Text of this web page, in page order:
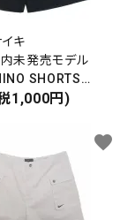
キ
未発売モデル
SHORTS
ョーツ
1,000円)
favorite